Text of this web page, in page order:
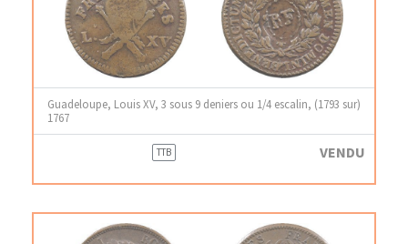
Guadeloupe, Louis XV, 3 sous 9 deniers ou 1/4 escalin, (1793 sur)
1767
TTB VENDU